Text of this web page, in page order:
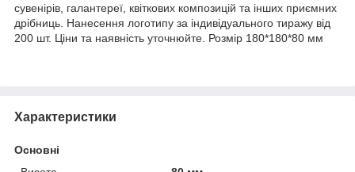
сувенірів, галантереї, квіткових композицій та інших приємних
дрібниць. Нанесення логотипу за індивідуального тиражу від
200 шт. Ціни та наявність уточнюйте. Розмір 180*180*80 мм
Характеристики
Основні